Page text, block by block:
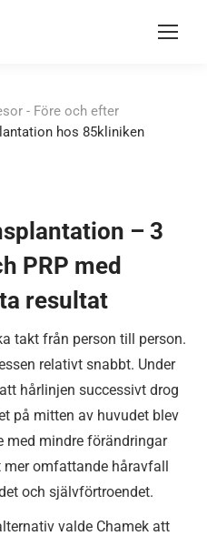
- Före och efter
hos 85kliniken
– 3
PRP med
resultat
takt från person till person.
relativt snabbt. Under
hårlinjen successivt drog
på mitten av huvudet blev
med mindre förändringar
mer omfattande håravfall
och självförtroendet.
valde Chamek att